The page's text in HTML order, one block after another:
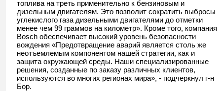
топлива на треть применительно к бензиновым и
дизельным двигателям. Это позволит сократить выбросы
углекислого газа дизельными двигателями до отметки
менее чем 99 граммов на километр». Кроме того, компания
Bosch обеспечивает высокий уровень безопасности
вождения «Предотвращение аварий является столь же
неотъемлемым компонентом нашей стратегии, как и
защита окружающей среды. Наши специализированные
решения, созданные по заказу различных клиентов,
используются во многих регионах мира», - подчеркнул г-н
Бор.